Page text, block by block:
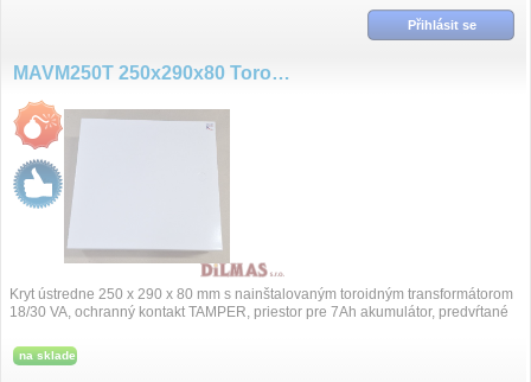
Přihlásit se
MAVM250T 250x290x80 Toroid 30VA
Kryt ústredne 250 x 290 x 80 mm s nainštalovaným toroidným transformátorom
18/30 VA, ochranný kontakt TAMPER, priestor pre 7Ah akumulátor, predvŕtané
na sklade